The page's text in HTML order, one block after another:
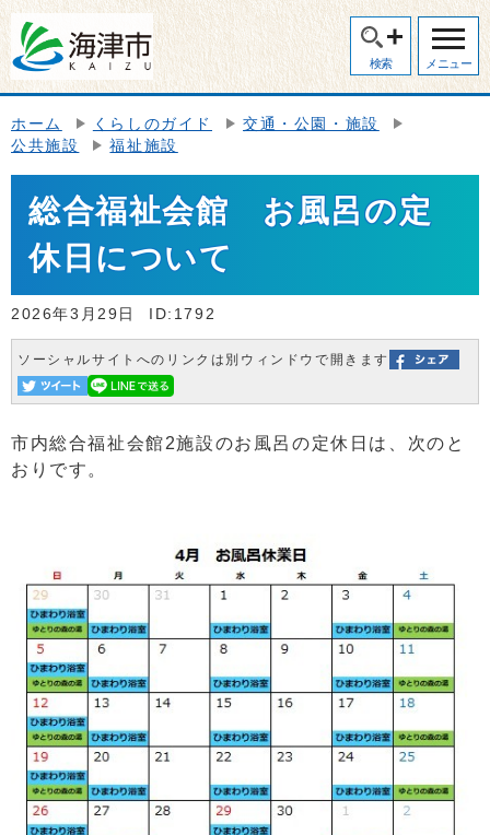
検索 メニュー
ホーム くらしのガイド
交通・公園・施設
公共施設
福祉施設
総合福祉会館 お風呂の定
休日について
2026年3月29日 ID:1792
ソーシャルサイトへのリンクは別ウィンドウで開きます
市内総合福祉会館2施設のお風呂の定休日は、次のと
おりです。